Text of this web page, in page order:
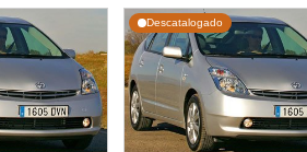
Descatalogado